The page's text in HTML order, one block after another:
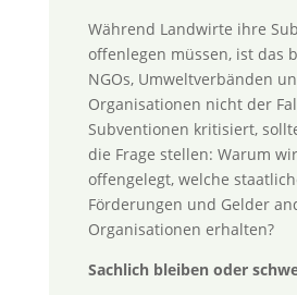
Während Landwirte ihre
offenlegen müssen, ist das
NGOs, Umweltverbänden
Organisationen nicht der
Subventionen kritisiert,
die Frage stellen: Warum
offengelegt, welche
Förderungen und Gelder
Organisationen erhalten?
Sachlich bleiben oder